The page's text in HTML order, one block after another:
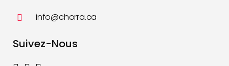
info@chorra.ca
Suivez-Nous